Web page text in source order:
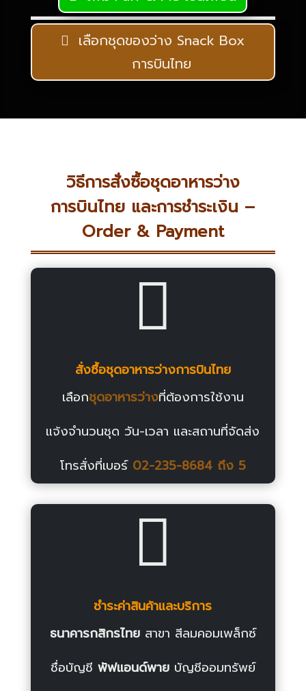
เลือกชุดของว่าง Snack Box
การบินไทย
วิธีการสั่งซื้อชุดอาหารว่าง
การบินไทย และการชำระเงิน –
Order & Payment

สั่งซื้อชุดอาหารว่างการบินไทย
เลือกชุดอาหารว่างที่ต้องการใช้งาน
แจ้งจำนวนชุด วัน-เวลา และสถานที่จัดส่ง
โทรสั่งที่เบอร์ 02-235-8684ถึง 5

ชำระค่าสินค้าและบริการ
ธนาคารกสิกรไทย สาขา สีลมคอมเพล็กซ์
ชื่อบัญชี พัฟแอนด์พาย บัญชีออมทรัพย์